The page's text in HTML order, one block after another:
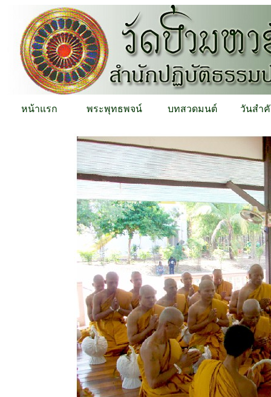
หน้าแรก พระพุทธพจน์ บทสวดมนต์ วันสำ